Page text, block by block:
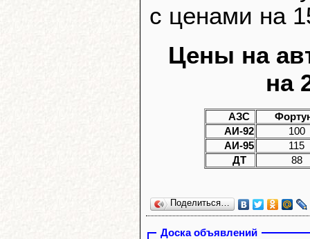
с ценами на
Цены на
на
АЗС
АИ-92
100
АИ-95
115
ДТ
88
Поделиться…
Доска объявлений